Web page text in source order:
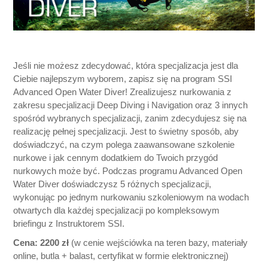
Jeśli nie możesz zdecydować, która specjalizacja jest dla
Ciebie najlepszym wyborem, zapisz się na program SSI
Advanced Open Water Diver! Zrealizujesz nurkowania z
zakresu specjalizacji Deep Diving i Navigation oraz 3 innych
spośród wybranych specjalizacji, zanim zdecydujesz się na
realizację pełnej specjalizacji. Jest to świetny sposób, aby
doświadczyć, na czym polega zaawansowane szkolenie
nurkowe i jak cennym dodatkiem do Twoich przygód
nurkowych może być. Podczas programu Advanced Open
Water Diver doświadczysz 5 różnych specjalizacji,
wykonując po jednym nurkowaniu szkoleniowym na wodach
otwartych dla każdej specjalizacji po kompleksowym
briefingu z Instruktorem SSI.
Cena: 2200 zł (w cenie wejściówka na teren bazy, materiały
online, butla + balast, certyfikat w formie elektronicznej)